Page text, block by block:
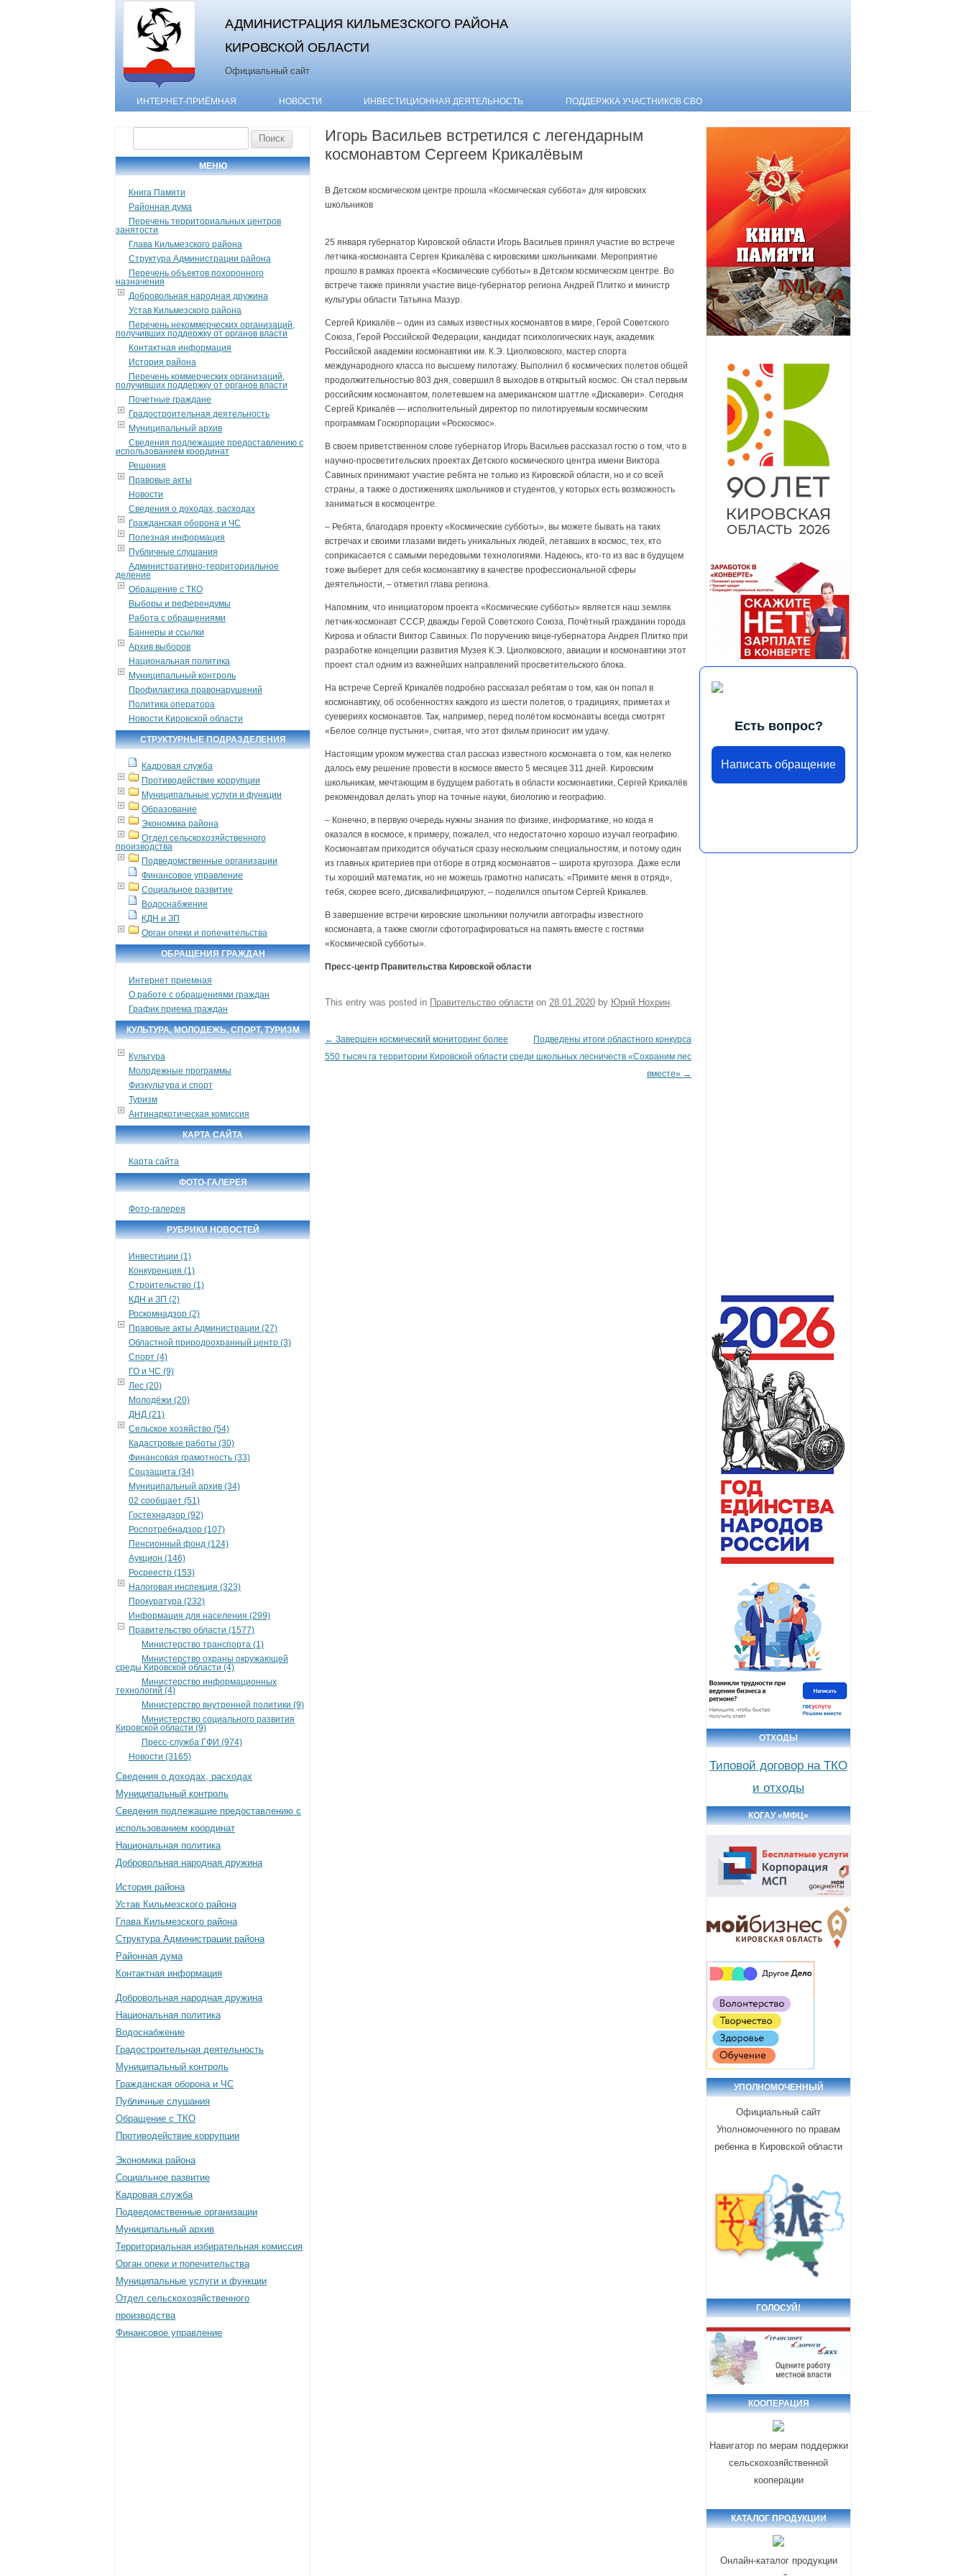
АДМИНИСТРАЦИЯ КИЛЬМЕЗСКОГО РАЙОНА
КИРОВСКОЙ ОБЛАСТИ
Официальный сайт
Skip to content
ИНТЕРНЕТ-ПРИЁМНАЯ НОВОСТИ ИНВЕСТИЦИОННАЯ ДЕЯТЕЛЬНОСТЬ ПОДДЕРЖКА УЧАСТНИКОВ СВО
МЕНЮ
Книга Памяти
Районная дума
Перечень территориальных центров
занятости
Глава Кильмезского района
Структура Администрации района
Перечень объектов похоронного
назначения
Добровольная народная дружина
Устав Кильмезского района
Перечень некоммерческих организаций,
получивших поддержку от органов власти
Контактная информация
История района
Перечень коммерческих организаций,
получивших поддержку от органов власти
Почетные граждане
Градостроительная деятельность
Муниципальный архив
Сведения подлежащие предоставлению с
использованием координат
Решения
Правовые акты
Новости
Сведения о доходах, расходах
Гражданская оборона и ЧС
Полезная информация
Публичные слушания
Административно-территориальное
деление
Обращение с ТКО
Выборы и референдумы
Работа с обращениями
Баннеры и ссылки
Архив выборов
Национальная политика
Муниципальный контроль
Профилактика правонарушений
Политика оператора
Новости Кировской области
СТРУКТУРНЫЕ ПОДРАЗДЕЛЕНИЯ
Кадровая служба
Противодействие коррупции
Муниципальные услуги и функции
Образование
Экономика района
Отдел сельскохозяйственного
производства
Подведомственные организации
Финансовое управление
Социальное развитие
Водоснабжение
КДН и ЗП
Орган опеки и попечительства
ОБРАЩЕНИЯ ГРАЖДАН
Интернет приемная
О работе с обращениями граждан
График приема граждан
КУЛЬТУРА, МОЛОДЕЖЬ, СПОРТ, ТУРИЗМ
Культура
Молодежные программы
Физкультура и спорт
Туризм
Антинаркотическая комиссия
КАРТА САЙТА
Карта сайта
ФОТО-ГАЛЕРЕЯ
Фото-галерея
РУБРИКИ НОВОСТЕЙ
Инвестиции (1)
Конкуренция (1)
Строительство (1)
КДН и ЗП (2)
Роскомнадзор (2)
Правовые акты Администрации (27)
Областной природоохранный центр (3)
Спорт (4)
ГО и ЧС (9)
Лес (20)
Молодёжи (20)
ДНД (21)
Сельское хозяйство (54)
Кадастровые работы (30)
Финансовая грамотность (33)
Соцзащита (34)
Муниципальный архив (34)
02 сообщает (51)
Гостехнадзор (92)
Роспотребнадзор (107)
Пенсионный фонд (124)
Аукцион (146)
Росреестр (153)
Налоговая инспекция (323)
Прокуратура (232)
Информация для населения (299)
Правительство области (1577)
Министерство транспорта (1)
Министерство охраны окружающей
среды Кировской области (4)
Министерство информационных
технологий (4)
Министерство внутренней политики (9)
Министерство социального развития
Кировской области (9)
Пресс-служба ГФИ (974)
Новости (3165)
Сведения о доходах, расходах
Муниципальный контроль
Сведения подлежащие предоставлению с
использованием координат
Национальная политика
Добровольная народная дружина
История района
Устав Кильмезского района
Глава Кильмезского района
Структура Администрации района
Районная дума
Контактная информация
Добровольная народная дружина
Национальная политика
Водоснабжение
Градостроительная деятельность
Муниципальный контроль
Гражданская оборона и ЧС
Публичные слушания
Обращение с ТКО
Противодействие коррупции
Экономика района
Социальное развитие
Кадровая служба
Подведомственные организации
Муниципальный архив
Территориальная избирательная комиссия
Орган опеки и попечительства
Муниципальные услуги и функции
Отдел сельскохозяйственного
производства
Финансовое управление
Игорь Васильев встретился с легендарным
космонавтом Сергеем Крикалёвым
В Детском космическом центре прошла «Космическая суббота» для кировских
школьников
25 января губернатор Кировской области Игорь Васильев принял участие во встрече
летчика-космонавта Сергея Крикалёва с кировскими школьниками. Мероприятие
прошло в рамках проекта «Космические субботы» в Детском космическом центре. Во
встрече также приняли участие вице-губернатор региона Андрей Плитко и министр
культуры области Татьяна Мазур.
Сергей Крикалёв – один из самых известных космонавтов в мире, Герой Советского
Союза, Герой Российской Федерации, кандидат психологических наук, академик
Российской академии космонавтики им. К.Э. Циолковского, мастер спорта
международного класса по высшему пилотажу. Выполнил 6 космических полетов общей
продолжительностью 803 дня, совершил 8 выходов в открытый космос. Он стал первым
российским космонавтом, полетевшем на американском шаттле «Дискавери». Сегодня
Сергей Крикалёв — исполнительный директор по пилотируемым космическим
программам Госкорпорации «Роскосмос».
В своем приветственном слове губернатор Игорь Васильев рассказал гостю о том, что в
научно-просветительских проектах Детского космического центра имени Виктора
Савиных принимают участие ребята не только из Кировской области, но и со всей
страны, а также о достижениях школьников и студентов, у которых есть возможность
заниматься в космоцентре.
– Ребята, благодаря проекту «Космические субботы», вы можете бывать на таких
встречах и своими глазами видеть уникальных людей, летавших в космос, тех, кто
соприкасается с самыми передовыми технологиями. Надеюсь, кто-то из вас в будущем
тоже выберет для себя космонавтику в качестве профессиональной сферы
деятельности, – отметил глава региона.
Напомним, что инициатором проекта «Космические субботы» является наш земляк
летчик-космонавт СССР, дважды Герой Советского Союза, Почётный гражданин города
Кирова и области Виктор Савиных. По поручению вице-губернатора Андрея Плитко при
разработке концепции развития Музея К.Э. Циолковского, авиации и космонавтики этот
проект стал одним из важнейших направлений просветительского блока.
На встрече Сергей Крикалёв подробно рассказал ребятам о том, как он попал в
космонавтику, об особенностях каждого из шести полетов, о традициях, приметах и
суевериях космонавтов. Так, например, перед полётом космонавты всегда смотрят
«Белое солнце пустыни», считая, что этот фильм приносит им удачу.
Настоящим уроком мужества стал рассказ известного космонавта о том, как нелегко
далось ему решение провести в космосе вместо 5 месяцев 311 дней. Кировским
школьникам, мечтающим в будущем работать в области космонавтики, Сергей Крикалёв
рекомендовал делать упор на точные науки, биологию и географию.
– Конечно, в первую очередь нужны знания по физике, информатике, но когда я
оказался в космосе, к примеру, пожалел, что недостаточно хорошо изучал географию.
Космонавтам приходится обучаться сразу нескольким специальностям, и потому один
из главных критериев при отборе в отряд космонавтов – широта кругозора. Даже если
ты хороший математик, но не можешь грамотно написать: «Примите меня в отряд»,
тебя, скорее всего, дисквалифицируют, – поделился опытом Сергей Крикалев.
В завершение встречи кировские школьники получили автографы известного
космонавта, а также смогли сфотографироваться на память вместе с гостями
«Космической субботы».
Пресс-центр Правительства Кировской области
This entry was posted in Правительство области on 28.01.2020 by Юрий Нохрин
Post navigation
← Завершен космический мониторинг более
550 тысяч га территории Кировской области
Подведены итоги областного конкурса
среди школьных лесничеств «Сохраним лес
вместе» →
Есть вопрос?
Написать обращение
ОТХОДЫ
Типовой договор на ТКО
и отходы
КОГАУ «МФЦ»
УПОЛНОМОЧЕННЫЙ
Официальный сайт
Уполномоченного по правам
ребенка в Кировской области
ГОЛОСУЙ!
КООПЕРАЦИЯ
Навигатор по мерам поддержки
сельскохозяйственной
кооперации
КАТАЛОГ ПРОДУКЦИИ
Онлайн-каталог продукции